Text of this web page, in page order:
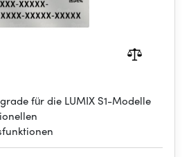
für die LUMIX S1-Modelle